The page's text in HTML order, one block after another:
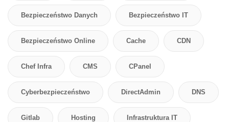
Bezpieczeństwo Danych Bezpieczeństwo IT
Bezpieczeństwo Online Cache CDN
Chef Infra CMS CPanel
Cyberbezpieczeństwo DirectAdmin DNS
Gitlab Hosting Infrastruktura IT